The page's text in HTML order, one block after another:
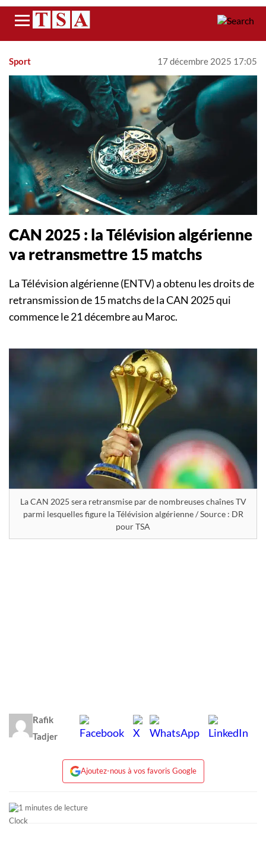
Menu
Sport 17 décembre 2025 17:05
CAN 2025 : la Télévision algérienne
va retransmettre 15 matchs
La Télévision algérienne (ENTV) a obtenu les droits de
retransmission de 15 matchs de la CAN 2025 qui
commence le 21 décembre au Maroc.
La CAN 2025 sera retransmise par de nombreuses chaînes TV
parmi lesquelles figure la Télévision algérienne / Source : DR
pour TSA
Rafik
Tadjer
Ajoutez-nous à vos favoris Google
1 minutes de lecture